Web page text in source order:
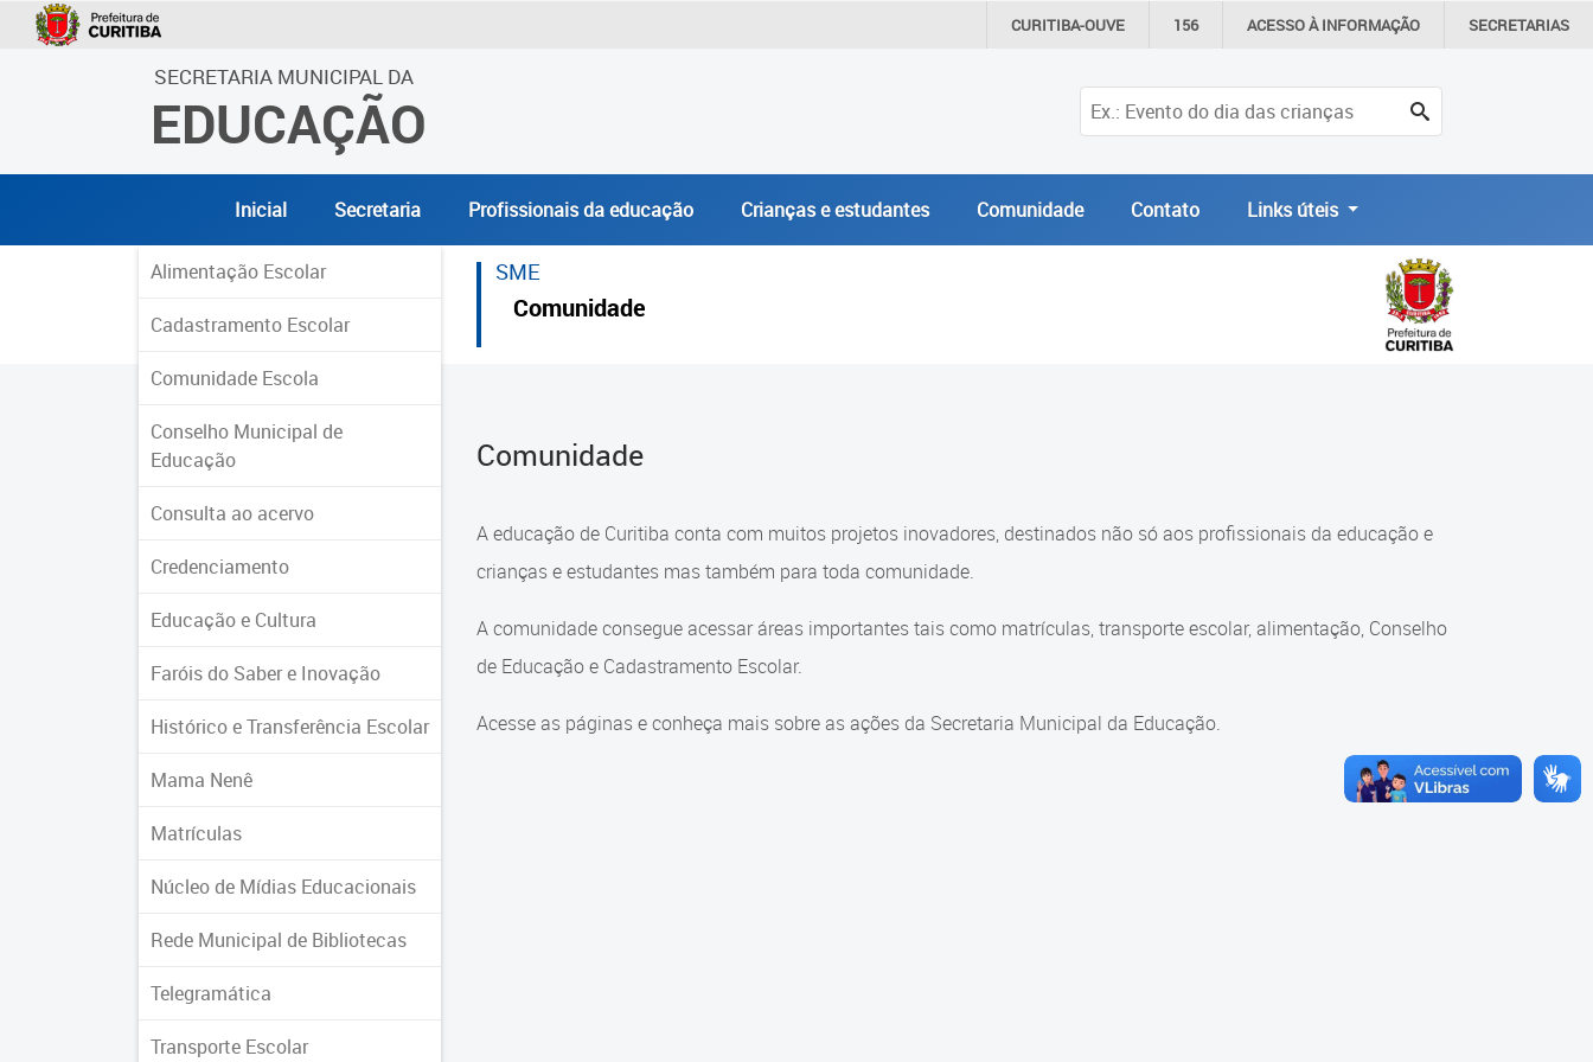
CURITIBA-OUVE 156 ACESSO ÀINFORMAÇÃO SECRETARIAS
SECRETARIA MUNICIPAL DA
EDUCAÇÃO
Inicial Secretaria Profissionais da educação Crianças e estudantes Comunidade Contato Links úteis
Alimentação Escolar
Cadastramento Escolar
Comunidade Escola
Conselho Municipal de
Educação
Consulta ao acervo
Credenciamento
Educação e Cultura
Faróis do Saber e Inovação
Histórico e Transferência Escolar
Mama Nenê
Matrículas
Núcleo de Mídias Educacionais
Rede Municipal de Bibliotecas
Telegramática
Transporte Escolar
SME
Comunidade
Comunidade
A educação de Curitiba conta com muitos projetos inovadores, destinados não só aos profissionais da educação e
crianças e estudantes mas também para toda comunidade.
A comunidade consegue acessar áreas importantes tais como matrículas, transporte escolar, alimentação, Conselho
de Educação e Cadastramento Escolar.
Acesse as páginas e conheça mais sobre as ações da Secretaria Municipal da Educação.